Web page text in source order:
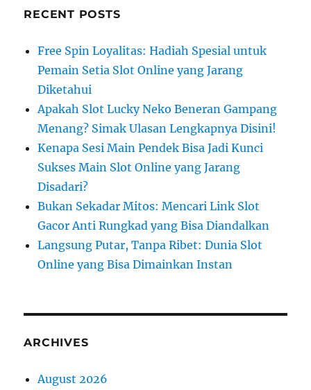
RECENT POSTS
Free Spin Loyalitas: Hadiah Spesial untuk
Pemain Setia Slot Online yang Jarang
Diketahui
Apakah Slot Lucky Neko Beneran Gampang
Menang? Simak Ulasan Lengkapnya Disini!
Kenapa Sesi Main Pendek Bisa Jadi Kunci
Sukses Main Slot Online yang Jarang
Disadari?
Bukan Sekadar Mitos: Mencari Link Slot
Gacor Anti Rungkad yang Bisa Diandalkan
Langsung Putar, Tanpa Ribet: Dunia Slot
Online yang Bisa Dimainkan Instan
ARCHIVES
August 2026